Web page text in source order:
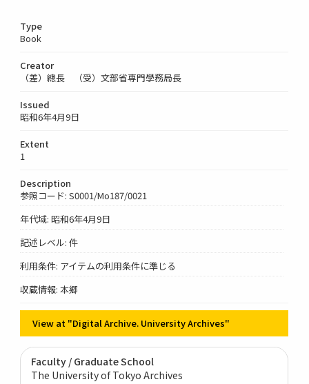
Type
Book
Creator
（差）總長 （受）文部省専門學務局長
Issued
昭和6年4月9日
Extent
1
Description
参照コード: S0001/Mo187/0021
年代域: 昭和6年4月9日
記述レベル: 件
利用条件: アイテムの利用条件に準じる
収蔵情報: 本郷
View at "Digital Archive. University Archives"
Faculty / Graduate School
The University of Tokyo Archives